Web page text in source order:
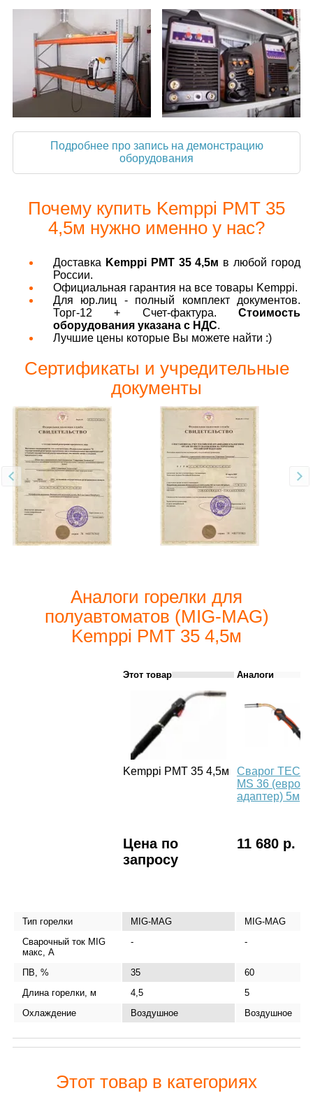
Подробнее про запись на демонстрацию
оборудования
Почему купить Kemppi РМТ 35
4,5м нужно именно у нас?
Доставка Kemppi РМТ 35 4,5м в любой город
России.
Официальная гарантия на все товары Kemppi.
Для юр.лиц - полный комплект документов.
Торг-12 + Счет-фактура. Стоимость
оборудования указана с НДС.
Лучшие цены которые Вы можете найти :)
Сертификаты и учредительные
документы
Аналоги горелки для
полуавтоматов (MIG-MAG)
Kemppi РМТ 35 4,5м
Этот товар Аналоги
Kemppi РМТ 35 4,5м
Сварог TECH
MS 36 (евро
адаптер) 5м
Цена по
запросу
11 680 р.
Тип горелки MIG-MAG
MIG-MAG
Сварочный ток MIG
макс, А
- -
ПВ, % 35
60
Длина горелки, м
4,5
5
Охлаждение
Воздушное Воздушное
Этот товар в категориях